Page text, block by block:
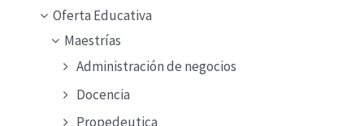
Oferta Educativa
Maestrías
Administración de negocios
Docencia
Propedeutica